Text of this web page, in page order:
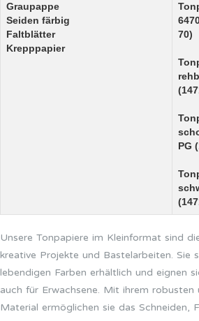
Graupappe
Seiden färbig
Faltblätter
Krepppapier
70)
PG
Unsere Tonpapiere im Kleinformat sind
kreative Projekte und Bastelarbeiten. Sie
lebendigen Farben erhältlich und eignen
auch für Erwachsene. Mit ihrem robusten
Material ermöglichen sie das Schneiden,